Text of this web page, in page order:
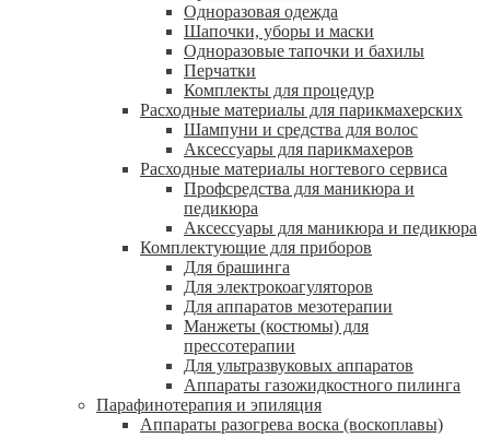
Одноразовая одежда
Шапочки, уборы и маски
Одноразовые тапочки и бахилы
Перчатки
Комплекты для процедур
Расходные материалы для парикмахерских
Шампуни и средства для волос
Аксессуары для парикмахеров
Расходные материалы ногтевого сервиса
Профсредства для маникюра и
педикюра
Аксессуары для маникюра и педикюра
Комплектующие для приборов
Для брашинга
Для электрокоагуляторов
Для аппаратов мезотерапии
Манжеты (костюмы) для
прессотерапии
Для ультразвуковых аппаратов
Аппараты газожидкостного пилинга
Парафинотерапия и эпиляция
Аппараты разогрева воска (воскоплавы)